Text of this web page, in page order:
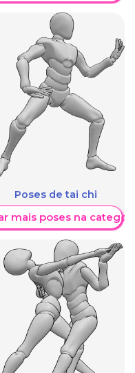
Poses de tai chi
mais poses na